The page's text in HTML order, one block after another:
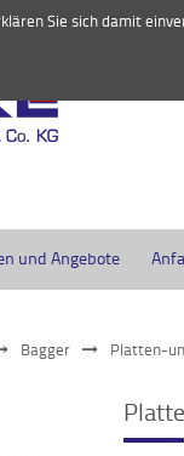
und Angebote
Bagger Platten-
Sie sich damit